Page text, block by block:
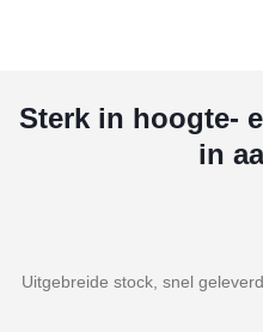
Sterk in hoogte-
in
Uitgebreide stock, snel geleverd